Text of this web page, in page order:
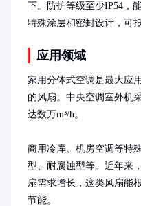
下。防护等级至少IP54，
特殊涂层和密封设计，可
应用领域
家用分体式空调是最大应
的风扇。中央空调室外机
达数万m³/h。
商用冷库、机房空调等特
型、耐腐蚀型等。近年来
扇需求增长，这类风扇能
节能。